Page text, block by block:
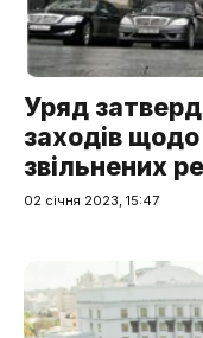
Уряд
заходів
звільнених
02 січня 2023, 15:47